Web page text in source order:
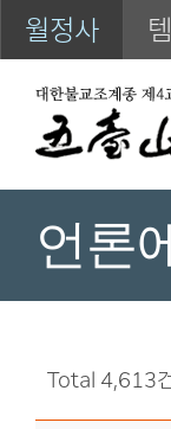
월정사
언론
Total 4,613